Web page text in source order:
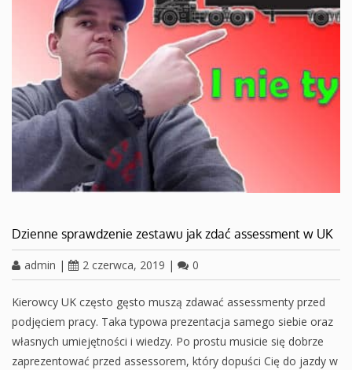
Dzienne sprawdzenie zestawu jak zdać assessment w UK
admin | 2 czerwca, 2019 | 0
Kierowcy UK często gęsto muszą zdawać assessmenty przed
podjęciem pracy. Taka typowa prezentacja samego siebie oraz
własnych umiejętności i wiedzy. Po prostu musicie się dobrze
zaprezentować przed assessorem, który dopuści Cię do jazdy w